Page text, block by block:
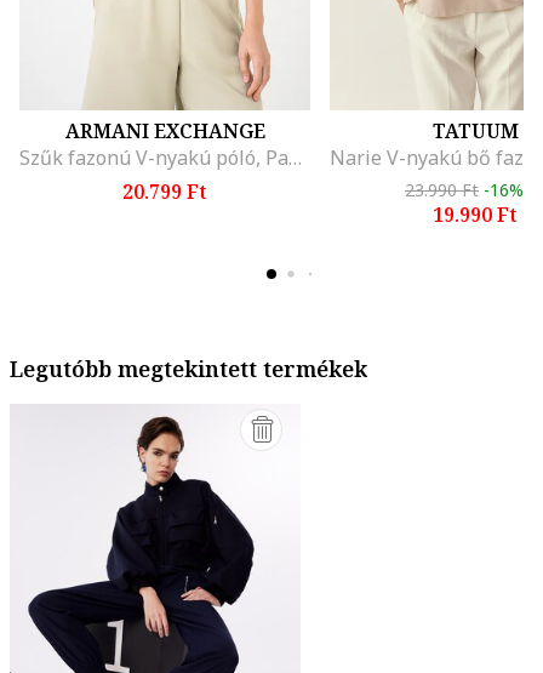
ARMANI EXCHANGE
Szűk fazonú V-nyakú póló, Pasztellzöld
20.799 Ft
TATUUM
23.990 Ft -16%
19.990 Ft
Legutóbb megtekintett termékek